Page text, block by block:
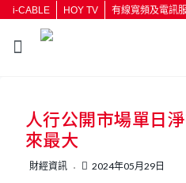
i-CABLE HOY TV 有線寬頻及電訊
人行公開市場單日
來最大
財經資訊 2024年05月29日